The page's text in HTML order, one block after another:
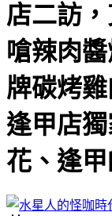
店二訪
嗆辣肉
牌碳烤
逢甲店
花、逢